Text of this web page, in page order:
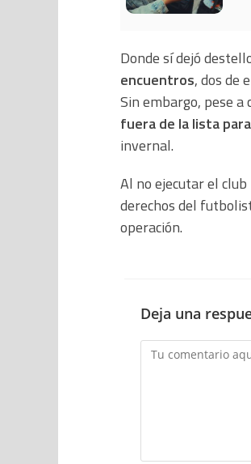
Donde sí dejó
encuentros, dos de
Sin embargo, pese
fuera de la lista
invernal.
Al no ejecutar el club
derechos del
operación.
Deja una